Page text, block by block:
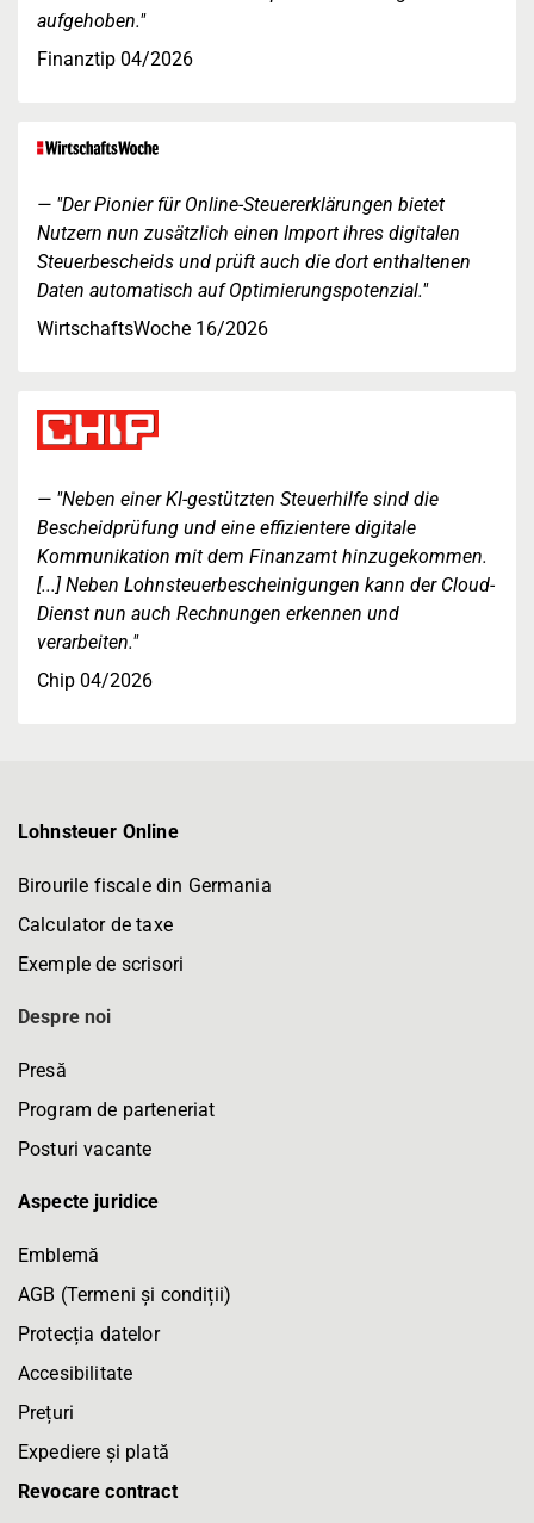
aufgehoben."
Finanztip 04/2026
"Der Pionier für Online-Steuererklärungen bietet
Nutzern nun zusätzlich einen Import ihres digitalen
Steuerbescheids und prüft auch die dort enthaltenen
Daten automatisch auf Optimierungspotenzial."
WirtschaftsWoche 16/2026
"Neben einer KI-gestützten Steuerhilfe sind die
Bescheidprüfung und eine effizientere digitale
Kommunikation mit dem Finanzamt hinzugekommen.
[...] Neben Lohnsteuerbescheinigungen kann der Cloud-
Dienst nun auch Rechnungen erkennen und
verarbeiten."
Chip 04/2026
Lohnsteuer Online
Birourile fiscale din Germania
Calculator de taxe
Exemple de scrisori
Despre noi
Presă
Program de parteneriat
Posturi vacante
Aspecte juridice
Emblemă
AGB (Termeni și condiții)
Protecția datelor
Accesibilitate
Prețuri
Expediere și plată
Revocare contract